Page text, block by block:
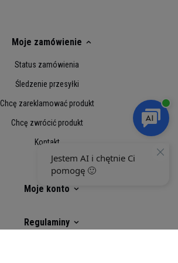
Moje zamówienie
Status zamówienia
Śledzenie przesyłki
Chcę zareklamować produkt
Chcę zwrócić produkt
Kontakt
Moje konto
Regulaminy